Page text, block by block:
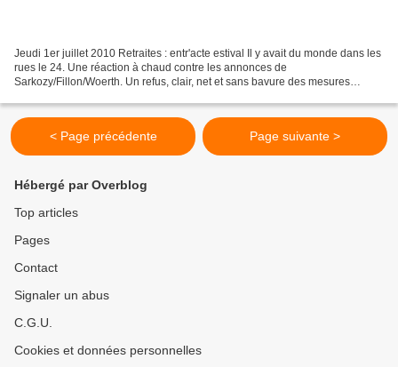
Jeudi 1er juillet 2010 Retraites : entr'acte estival Il y avait du monde dans les
rues le 24. Une réaction à chaud contre les annonces de
Sarkozy/Fillon/Woerth. Un refus, clair, net et sans bavure des mesures
< Page précédente Page suivante >
Hébergé par Overblog
Top articles
Pages
Contact
Signaler un abus
C.G.U.
Cookies et données personnelles